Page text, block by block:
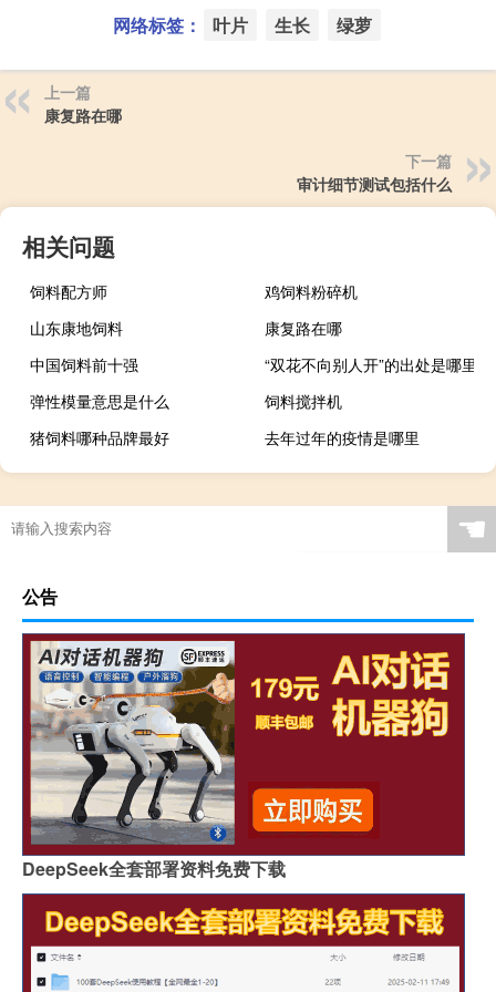
网络标签： 叶片 生长 绿萝
上一篇
康复路在哪
下一篇
审计细节测试包括什么
相关问题
饲料配方师
鸡饲料粉碎机
山东康地饲料
康复路在哪
中国饲料前十强
“双花不向别人开”的出处是哪里
弹性模量意思是什么
饲料搅拌机
猪饲料哪种品牌最好
去年过年的疫情是哪里
☚
公告
DeepSeek全套部署资料免费下载